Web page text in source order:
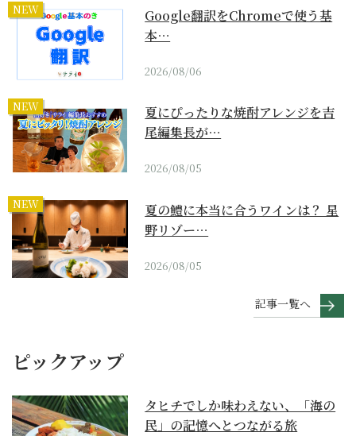
NEW
Google翻訳をChromeで使う基
本…
2026/08/06
NEW
夏にぴったりな焼酎アレンジを吉
尾編集長が…
2026/08/05
NEW
夏の鱧に本当に合うワインは？ 星
野リゾー…
2026/08/05
記事一覧へ
ピックアップ
タヒチでしか味わえない、「海の
民」の記憶へとつながる旅